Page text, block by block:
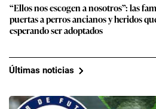
“Ellos nos escogen a nosotros”: las
puertas a perros ancianos y heridos
esperando ser adoptados
Últimas noticias